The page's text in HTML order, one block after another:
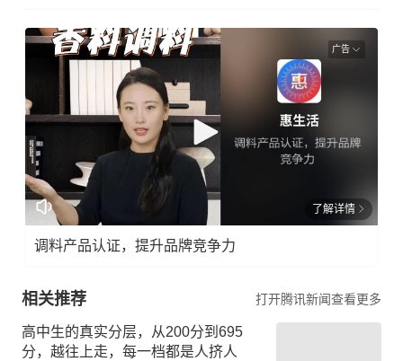
广告
了解详情
调料产品认证，提升品牌竞争力
相关推荐 打开腾讯新闻查看更多
高中生的真实分层，从200分到695
分，越往上走，每一档都是人挤人